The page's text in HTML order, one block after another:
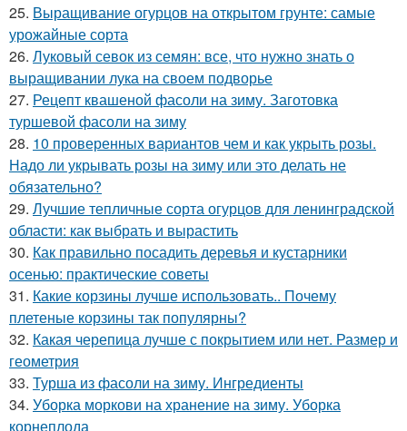
25. Выращивание огурцов на открытом грунте: самые
урожайные сорта
26. Луковый севок из семян: все, что нужно знать о
выращивании лука на своем подворье
27. Рецепт квашеной фасоли на зиму. Заготовка
туршевой фасоли на зиму
28. 10 проверенных вариантов чем и как укрыть розы.
Надо ли укрывать розы на зиму или это делать не
обязательно?
29. Лучшие тепличные сорта огурцов для ленинградской
области: как выбрать и вырастить
30. Как правильно посадить деревья и кустарники
осенью: практические советы
31. Какие корзины лучше использовать.. Почему
плетеные корзины так популярны?
32. Какая черепица лучше с покрытием или нет. Размер и
геометрия
33. Турша из фасоли на зиму. Ингредиенты
34. Уборка моркови на хранение на зиму. Уборка
корнеплода